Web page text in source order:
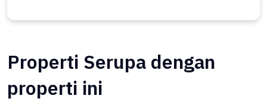
Properti Serupa dengan
properti ini